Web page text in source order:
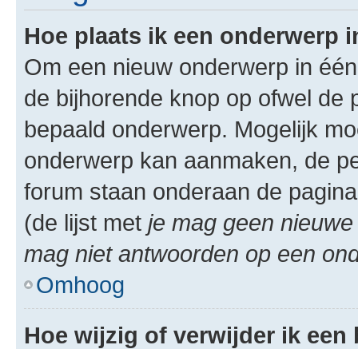
Hoe plaats ik een onderwerp
Om een nieuw onderwerp in
de bijhorende knop op ofwel de
bepaald onderwerp. Mogelijk
onderwerp kan aanmaken, de
forum staan onderaan de
(de lijst met je mag geen
mag niet antwoorden op een
Omhoog
Hoe wijzig of verwijder ik een